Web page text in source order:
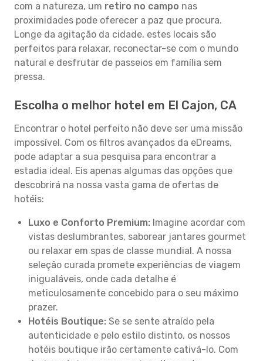
com a natureza, um retiro no campo nas
proximidades pode oferecer a paz que procura.
Longe da agitação da cidade, estes locais são
perfeitos para relaxar, reconectar-se com o mundo
natural e desfrutar de passeios em família sem
pressa.
Escolha o melhor hotel em El Cajon, CA
Encontrar o hotel perfeito não deve ser uma missão
impossível. Com os filtros avançados da eDreams,
pode adaptar a sua pesquisa para encontrar a
estadia ideal. Eis apenas algumas das opções que
descobrirá na nossa vasta gama de ofertas de
hotéis:
Luxo e Conforto Premium: Imagine acordar com
vistas deslumbrantes, saborear jantares gourmet
ou relaxar em spas de classe mundial. A nossa
seleção curada promete experiências de viagem
inigualáveis, onde cada detalhe é
meticulosamente concebido para o seu máximo
prazer.
Hotéis Boutique: Se se sente atraído pela
autenticidade e pelo estilo distinto, os nossos
hotéis boutique irão certamente cativá-lo. Com